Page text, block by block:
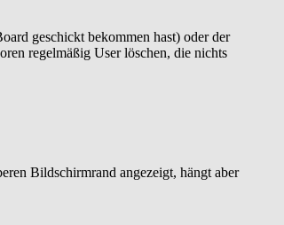
geschickt bekommen hast) oder der
regelmäßig User löschen, die nichts
Bildschirmrand angezeigt, hängt aber